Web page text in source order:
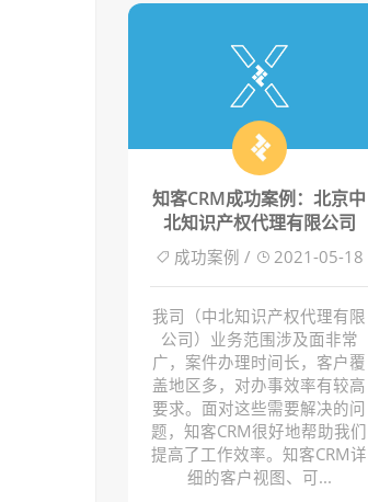
知客CRM成功案例：北京中
北知识产权代理有限公司
成功案例 / 2021-05-18
我司（中北知识产权代理有限
公司）业务范围涉及面非常
广，案件办理时间长，客户覆
盖地区多，对办事效率有较高
要求。面对这些需要解决的问
题，知客CRM很好地帮助我们
提高了工作效率。知客CRM详
细的客户视图、可...